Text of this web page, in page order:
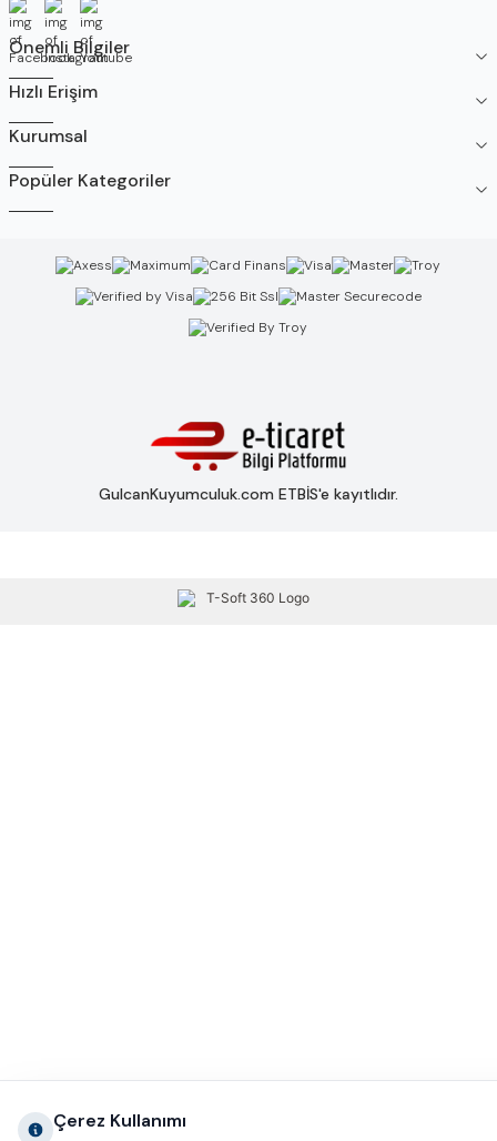
Facebook
İnstagramYoutube
Önemli Bilgiler
Hızlı Erişim
Kurumsal
Popüler Kategoriler
GulcanKuyumculuk.com ETBİS'e kayıtlıdır.
Çerez Kullanımı